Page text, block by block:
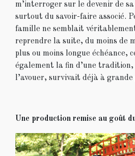
m’interroger sur le devenir de
surtout du savoir-faire associé.
famille ne semblait
reprendre la suite, du moins de
plus ou moins longue échéance,
également la fin d’une
l’avouer, survivait déjà à grande
Une production remise au goût